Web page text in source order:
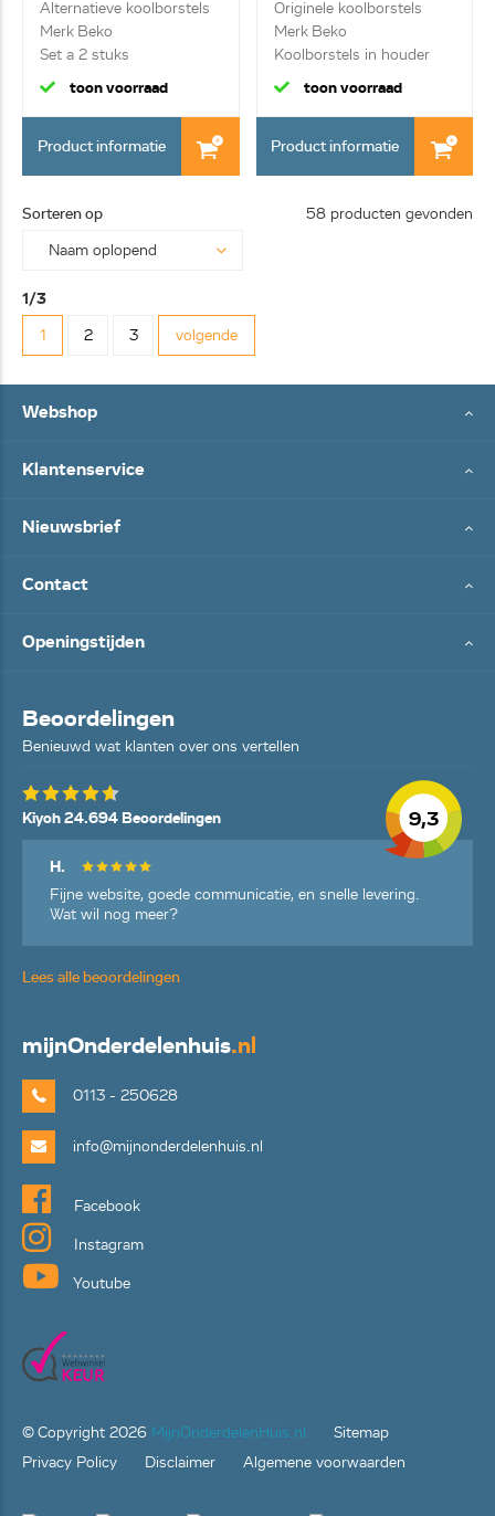
Alternatieve koolborstels
Merk Beko
Set a 2 stuks
toon voorraad
Product informatie
Originele koolborstels
Merk Beko
Koolborstels in houder
toon voorraad
Product informatie
Sorteren op 58 producten gevonden
1/3
1
2 3 volgende
Webshop
Klantenservice
Nieuwsbrief
Contact
Openingstijden
Beoordelingen
Benieuwd wat klanten over ons vertellen
9,3
Kiyoh 24.694 Beoordelingen
H.
Fijne website, goede communicatie, en snelle levering.
Wat wil nog meer?
Lees alle beoordelingen
mijnOnderdelenhuis.nl
0113 - 250628
info@mijnonderdelenhuis.nl
Facebook
Instagram
Youtube
© Copyright 2026 MijnOnderdelenHuis.nl
Sitemap
Privacy Policy
Disclaimer Algemene voorwaarden